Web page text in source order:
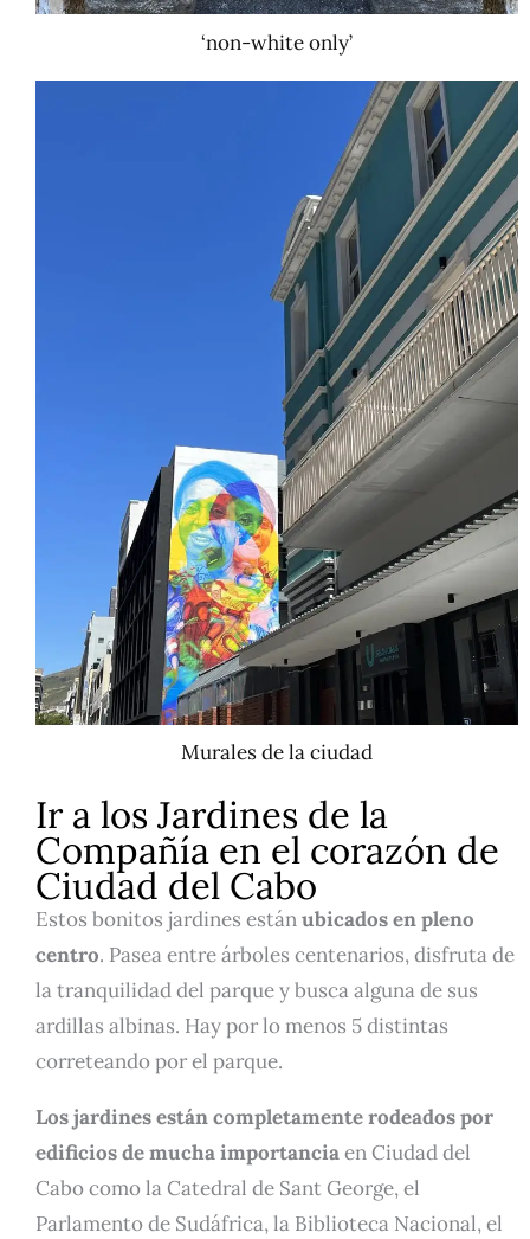
‘non-white only’
Murales de la ciudad
Ir a los Jardines de la
Compañía en el corazón de
Ciudad del Cabo
Estos bonitos jardines estánubicados en pleno
centro. Pasea entre árboles centenarios, disfruta de
la tranquilidad del parque y busca alguna de sus
ardillas albinas. Hay por lo menos 5 distintas
correteando por el parque.
Los jardines están completamente rodeados por
edificios de mucha importanciaen Ciudad del
Cabo como la Catedral de Sant George, el
Parlamento de Sudáfrica, la Biblioteca Nacional, el